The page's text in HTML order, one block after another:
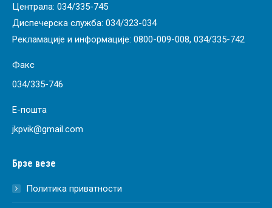
Централа: 034/335-745
Диспечерска служба: 034/323-034
Рекламације и информације: 0800-009-008, 034/335-742
Факс
034/335-746
Е-пошта
jkpvik@gmail.com
Брзе везе
Политика приватности